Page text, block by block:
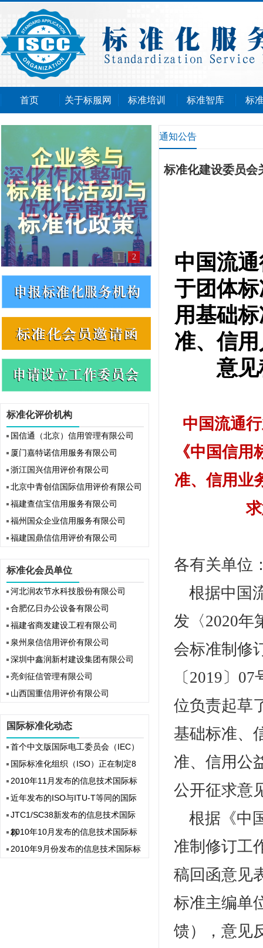
首页 关于标服网 标准培训 标准智库 标
1 2
标准化评价机构
国信通（北京）信用管理有限公司
厦门嘉特诺信用服务有限公司
浙江国兴信用评价有限公司
北京中青创信国际信用评价有限公司
福建查信宝信用服务有限公司
福州国众企业信用服务有限公司
福建国鼎信信用评价有限公司
标准化会员单位
河北润农节水科技股份有限公司
合肥亿日办公设备有限公司
福建省商发建设工程有限公司
泉州泉信信用评价有限公司
深圳中鑫润新村建设集团有限公司
亮剑征信管理有限公司
山西国重信用评价有限公司
国际标准化动态
首个中文版国际电工委员会（IEC）
国际标准化组织（ISO）正在制定8
2010年11月发布的信息技术国际标
近年发布的ISO与ITU-T等同的国际
JTC1/SC38新发布的信息技术国际
标
2010年10月发布的信息技术国际标
2010年9月份发布的信息技术国际标
通知公告
标准化建设委员会
中国流
于团体
用基础
准、信
意
中国流通
《中国信
准、信用业
各有关单位
根据中国
发〈2020年
会标准制修
〔2019〕
位负责起草
基础标准、
准、信用公
公开征求意
根据《中
准制修订工
稿回函意见
标准主编单
馈），意见